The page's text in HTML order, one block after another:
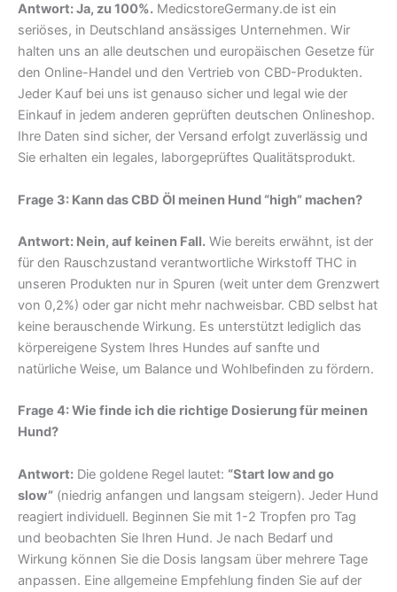
Antwort: Ja, zu 100%. MedicstoreGermany.de ist ein
seriöses, in Deutschland ansässiges Unternehmen. Wir
halten uns an alle deutschen und europäischen Gesetze für
den Online-Handel und den Vertrieb von CBD-Produkten.
Jeder Kauf bei uns ist genauso sicher und legal wie der
Einkauf in jedem anderen geprüften deutschen Onlineshop.
Ihre Daten sind sicher, der Versand erfolgt zuverlässig und
Sie erhalten ein legales, laborgeprüftes Qualitätsprodukt.
Frage 3: Kann das CBD Öl meinen Hund “high” machen?
Antwort: Nein, auf keinen Fall. Wie bereits erwähnt, ist der
für den Rauschzustand verantwortliche Wirkstoff THC in
unseren Produkten nur in Spuren (weit unter dem Grenzwert
von 0,2%) oder gar nicht mehr nachweisbar. CBD selbst hat
keine berauschende Wirkung. Es unterstützt lediglich das
körpereigene System Ihres Hundes auf sanfte und
natürliche Weise, um Balance und Wohlbefinden zu fördern.
Frage 4: Wie finde ich die richtige Dosierung für meinen
Hund?
Antwort: Die goldene Regel lautet: “Start low and go
slow” (niedrig anfangen und langsam steigern). Jeder Hund
reagiert individuell. Beginnen Sie mit 1-2 Tropfen pro Tag
und beobachten Sie Ihren Hund. Je nach Bedarf und
Wirkung können Sie die Dosis langsam über mehrere Tage
anpassen. Eine allgemeine Empfehlung finden Sie auf der